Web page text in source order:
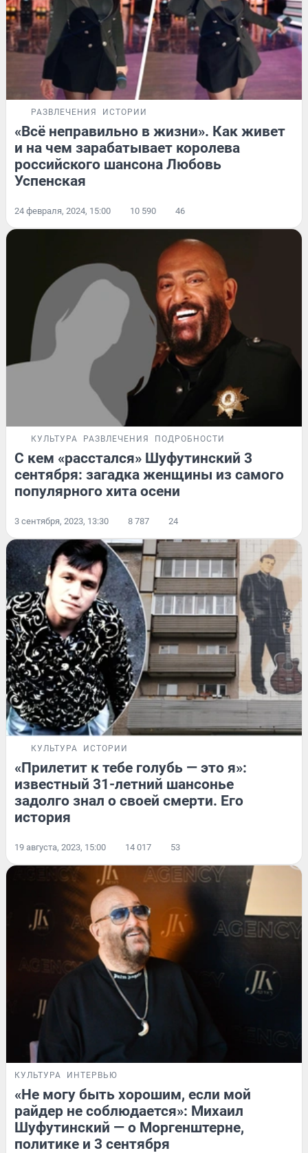
РАЗВЛЕЧЕНИЯ ИСТОРИИ
«Всё неправильно в жизни». Как живет
и на чем зарабатывает королева
российского шансона Любовь
Успенская
24 февраля, 2024, 15:00 10 590 46
КУЛЬТУРА РАЗВЛЕЧЕНИЯ ПОДРОБНОСТИ
С кем «расстался» Шуфутинский 3
сентября: загадка женщины из самого
популярного хита осени
3 сентября, 2023, 13:30 8 787 24
КУЛЬТУРА ИСТОРИИ
«Прилетит к тебе голубь — это я»:
известный 31-летний шансонье
задолго знал о своей смерти. Его
история
19 августа, 2023, 15:00 14 017 53
КУЛЬТУРА ИНТЕРВЬЮ
«Не могу быть хорошим, если мой
райдер не соблюдается»: Михаил
Шуфутинский — о Моргенштерне,
политике и 3 сентября